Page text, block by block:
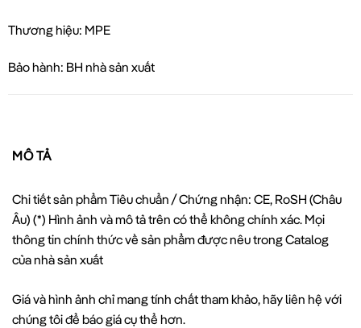
Thương hiệu: MPE
Bảo hành: BH nhà sản xuất
MÔ TẢ
Chi tiết sản phẩm Tiêu chuẩn / Chứng nhận: CE, RoSH (Châu
Âu) (*) Hình ảnh và mô tả trên có thể không chính xác. Mọi
thông tin chính thức về sản phẩm được nêu trong Catalog
của nhà sản xuất
Giá và hình ảnh chỉ mang tính chất tham khảo, hãy liên hệ với
chúng tôi để báo giá cụ thể hơn.